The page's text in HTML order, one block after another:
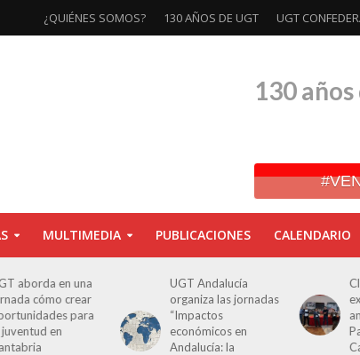
¿QUIÉNES SOMOS? 130 AÑOS DE UGT UGT
130
MULTIMEDIA PUBLICACIONES CALENDARIO
aborda en una
cómo crear
para
juventud en
UGT Andalucía
organiza las jornadas
“Impactos
económicos en
Andalucía: la